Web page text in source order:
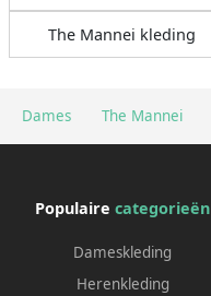
Dames The Mannei
The Mannei kleding
Populaire categorieën
Dameskleding
Herenkleding